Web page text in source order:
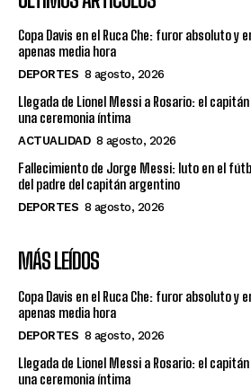
Copa Davis en el Ruca Che: furor absoluto y
apenas media hora
DEPORTES 8 agosto, 2026
Llegada de Lionel Messi a Rosario: el
una ceremonia íntima
ACTUALIDAD 8 agosto, 2026
Fallecimiento de Jorge Messi: luto en el
del padre del capitán argentino
DEPORTES 8 agosto, 2026
MÁS LEÍDOS
Copa Davis en el Ruca Che: furor absoluto y
apenas media hora
DEPORTES 8 agosto, 2026
Llegada de Lionel Messi a Rosario: el
una ceremonia íntima